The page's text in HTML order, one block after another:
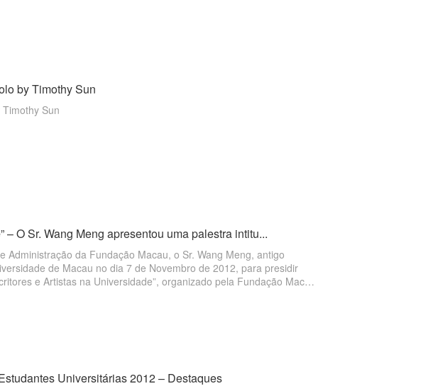
by Timothy Sun
Sun
O Sr. Wang Meng apresentou uma palestra intitu...
da Fundação Macau, o Sr. Wang Meng, antigo
de Macau no dia 7 de Novembro de 2012, para presidir
e Artistas na Universidade”, organizado pela Fundação Macau
literatura.
Universitárias 2012 – Destaques